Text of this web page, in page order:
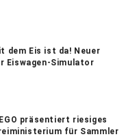
dem Eis ist da! Neuer
Eiswagen-Simulator
präsentiert riesiges
für Sammler